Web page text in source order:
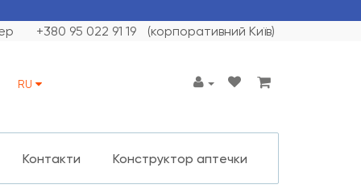
+380 95 022 91 19 (корпоративний Київ)
RU
Контакти Конструктор аптечки